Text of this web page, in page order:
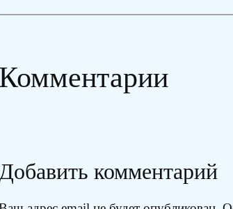
Комментарии
Добавить комментарий